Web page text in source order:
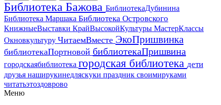
Библиотека Бажова БиблиотекаДубинина
Библиотека Маршака Библиотека Островского
КнижныеВыставки КрайВысокойКультуры МастерКлассы
Окновкультуру ЧитаемВместе ЭкоПришвинка
библиотекаПортновой библиотекаПришвина
городскаябиблиотека городская библиотека дети
друзья наширукинедляскуки праздник своимируками
читатьэтоздоврово
Меню